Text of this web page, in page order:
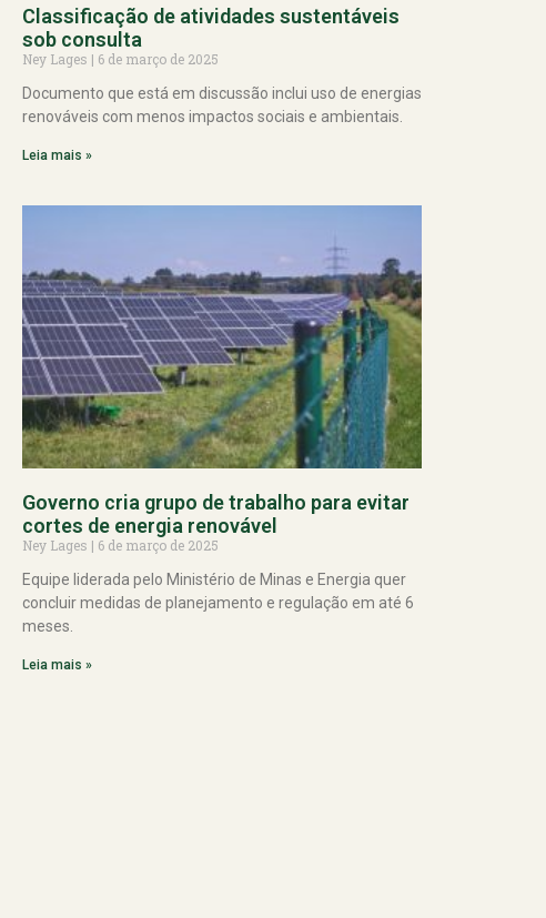
Classificação de atividades sustentáveis
sob consulta
Ney Lages
6 de março de 2025
Documento que está em discussão inclui uso de energias
renováveis com menos impactos sociais e ambientais.
Leia mais »
Governo cria grupo de trabalho para evitar
cortes de energia renovável
Ney Lages
6 de março de 2025
Equipe liderada pelo Ministério de Minas e Energia quer
concluir medidas de planejamento e regulação em até 6
meses.
Leia mais »